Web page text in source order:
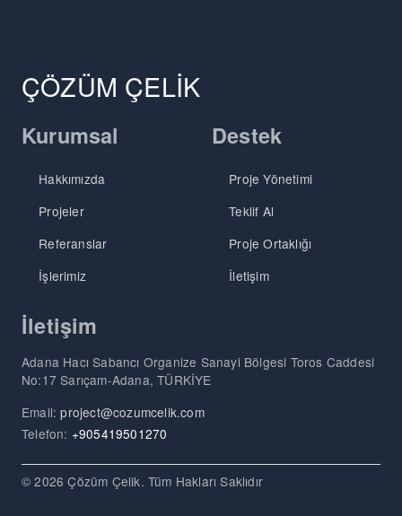
ÇÖZÜM ÇELİK
Kurumsal
Hakkımızda
Projeler
Referanslar
İşlerimiz
Destek
Proje Yönetimi
Teklif Al
Proje Ortaklığı
İletişim
İletişim
Adana Hacı Sabancı Organize Sanayi Bölgesi Toros Caddesi
No:17 Sarıçam-Adana, TÜRKİYE
Email:project@cozumcelik.com
Telefon: +905419501270
© 2026 Çözüm Çelik. Tüm Hakları Saklıdır